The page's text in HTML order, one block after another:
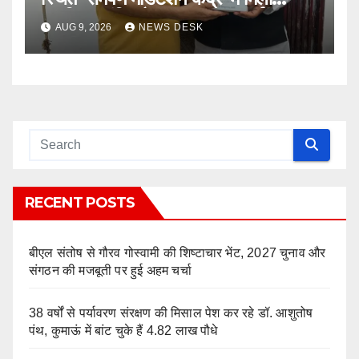
मानसिक शांति और सकारात्मक ऊर्जा का
अनुभव
AUG 9, 2026 NEWS DESK
RECENT POSTS
बीएल संतोष से गौरव गोस्वामी की शिष्टाचार भेंट, 2027 चुनाव और
संगठन की मजबूती पर हुई अहम चर्चा
38 वर्षों से पर्यावरण संरक्षण की मिसाल पेश कर रहे डॉ. आशुतोष
पंथ, कुमाऊं में बांट चुके हैं 4.82 लाख पौधे